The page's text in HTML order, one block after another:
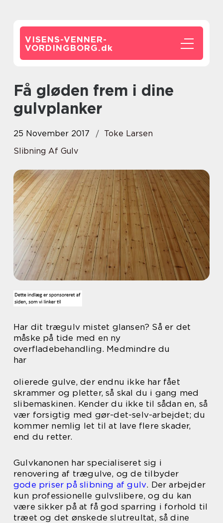
VISENS-VENNER-
VORDINGBORG.dk
Få gløden frem i dine
gulvplanker
25 November 2017
Toke Larsen
Slibning Af Gulv
Har dit trægulv mistet glansen? Så er det
måske på tide med en ny
overfladebehandling. Medmindre du
har
olierede gulve, der endnu ikke har fået
skrammer og pletter, så skal du i gang med
slibemaskinen. Kender du ikke til sådan en, så
vær forsigtig med gør-det-selv-arbejdet; du
kommer nemlig let til at lave flere skader,
end du retter.
Gulvkanonen har specialiseret sig i
renovering af trægulve, og de tilbyder
gode priser på slibning af gulv. Der arbejder
kun professionelle gulvslibere, og du kan
være sikker på at få god sparring i forhold til
træet og det ønskede slutreultat, så dine